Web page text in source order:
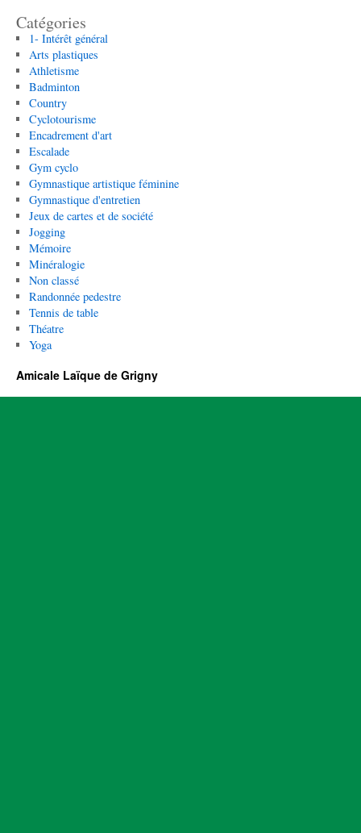
Catégories
1- Intérêt général
Arts plastiques
Athletisme
Badminton
Country
Cyclotourisme
Encadrement d'art
Escalade
Gym cyclo
Gymnastique artistique féminine
Gymnastique d'entretien
Jeux de cartes et de société
Jogging
Mémoire
Minéralogie
Non classé
Randonnée pedestre
Tennis de table
Théatre
Yoga
Amicale Laïque de Grigny